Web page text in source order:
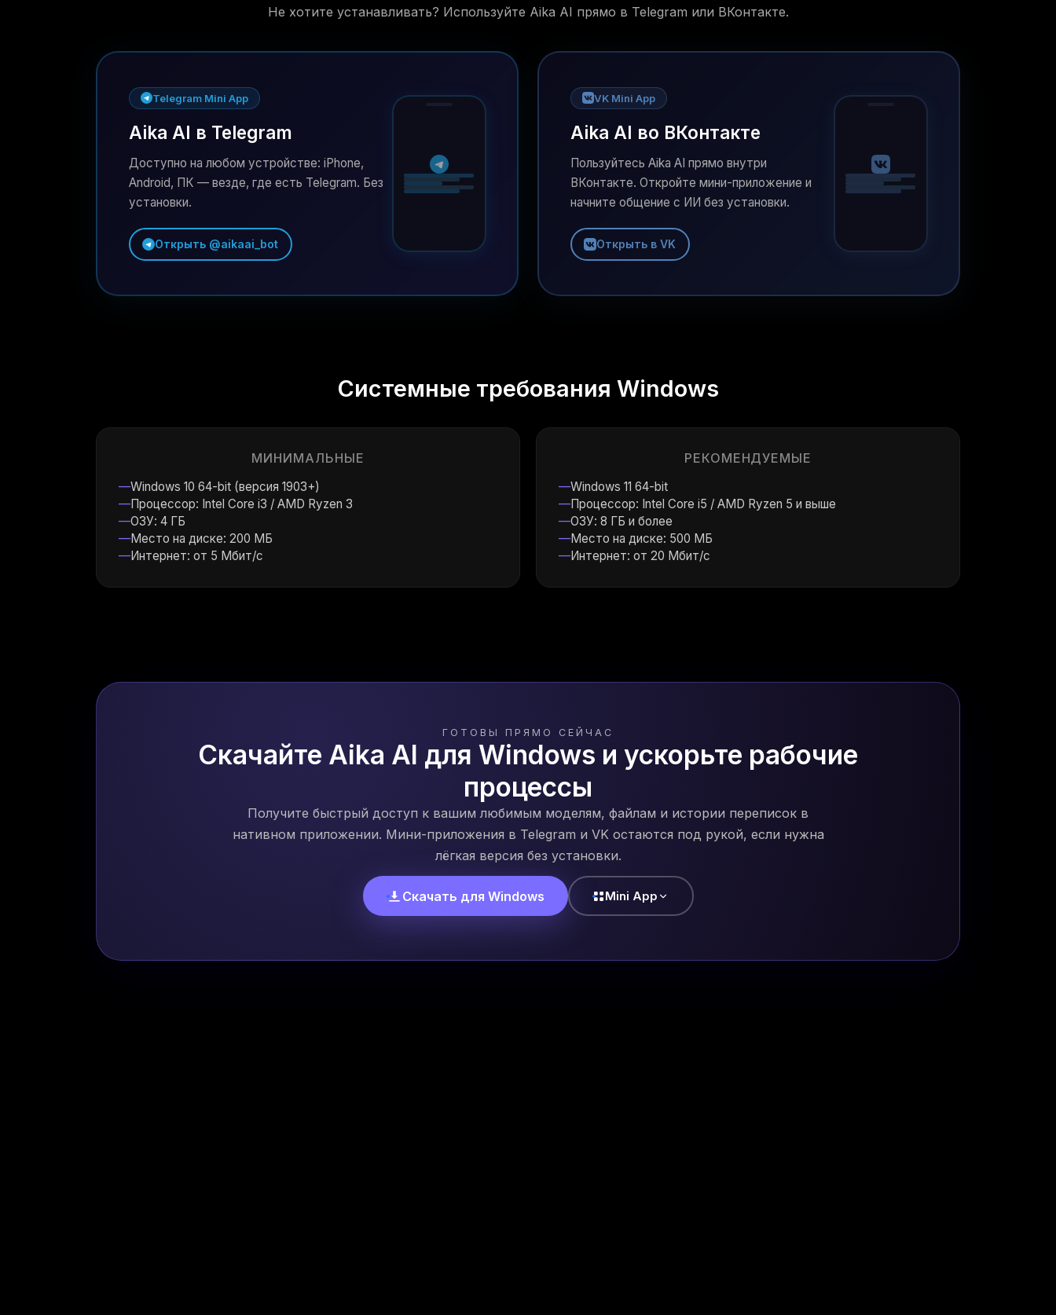
Не хотите устанавливать? Используйте Aika AI прямо в Telegram или ВКонтакте.
Telegram Mini App
Aika AI в Telegram
Доступно на любом устройстве: iPhone,
Android, ПК — везде, где есть Telegram. Без
установки.
Открыть @aikaai_bot
VK Mini App
Aika AI во ВКонтакте
Пользуйтесь Aika AI прямо внутри
ВКонтакте. Откройте мини-приложение и
начните общение с ИИ без установки.
Открыть в VK
Системные требования Windows
МИНИМАЛЬНЫЕ
Windows 10 64-bit (версия 1903+)
Процессор: Intel Core i3 / AMD Ryzen 3
ОЗУ: 4 ГБ
Место на диске: 200 МБ
Интернет: от 5 Мбит/с
РЕКОМЕНДУЕМЫЕ
Windows 11 64-bit
Процессор: Intel Core i5 / AMD Ryzen 5 и выше
ОЗУ: 8 ГБ и более
Место на диске: 500 МБ
Интернет: от 20 Мбит/с
ГОТОВЫ ПРЯМО СЕЙЧАС
Скачайте Aika AI для Windows и ускорьте рабочие
процессы
Получите быстрый доступ к вашим любимым моделям, файлам и истории переписок в
нативном приложении. Мини-приложения в Telegram и VK остаются под рукой, если нужна
лёгкая версия без установки.
Скачать для Windows Mini App